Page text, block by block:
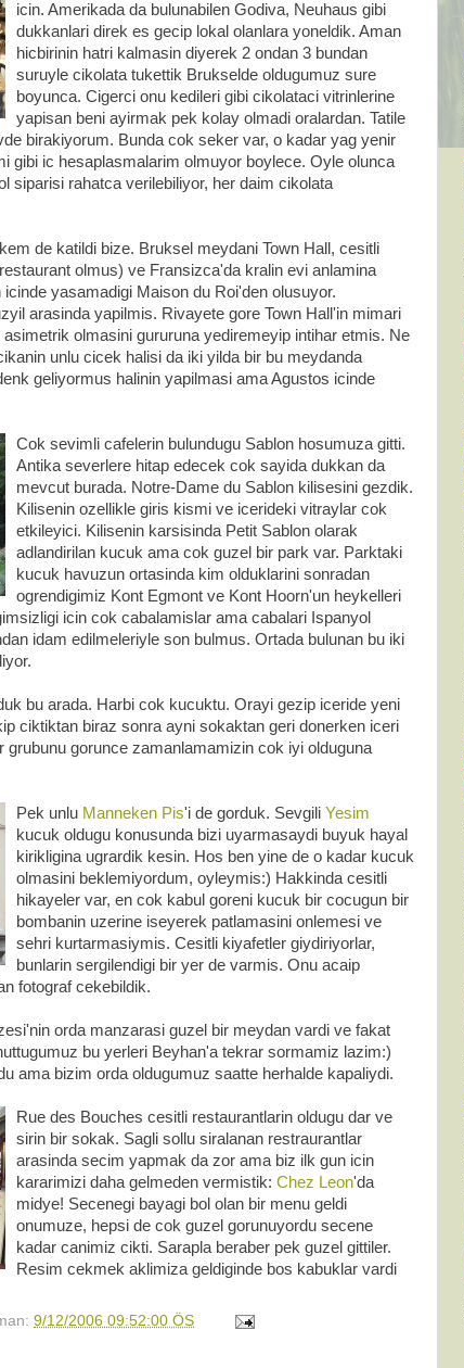
icin. Amerikada da bulunabilen Godiva, Neuhaus gibi
dukkanlari direk es gecip lokal olanlara yoneldik. Aman
hicbirinin hatri kalmasin diyerek 2 ondan 3 bundan
suruyle cikolata tukettik Brukselde oldugumuz sure
boyunca. Cigerci onu kedileri gibi cikolataci vitrinlerine
yapisan beni ayirmak pek kolay olmadi oralardan. Tatile
birakiyorum. Bunda cok seker var, o kadar yag yenir
gibi ic hesaplasmalarim olmuyor boylece. Oyle olunca
siparisi rahatca verilebiliyor, her daim cikolata
de katildi bize. Bruksel meydani Town Hall, cesitli
olmus) ve Fransizca'da kralin evi anlamina
yasamadigi Maison du Roi'den olusuyor.
arasinda yapilmis. Rivayete gore Town Hall'in mimari
olmasini gururuna yediremeyip intihar etmis. Ne
unlu cicek halisi da iki yilda bir bu meydanda
geliyormus halinin yapilmasi ama Agustos icinde
Cok sevimli cafelerin bulundugu Sablon hosumuza gitti.
Antika severlere hitap edecek cok sayida dukkan da
mevcut burada. Notre-Dame du Sablon kilisesini gezdik.
Kilisenin ozellikle giris kismi ve icerideki vitraylar cok
etkileyici. Kilisenin karsisinda Petit Sablon olarak
adlandirilan kucuk ama cok guzel bir park var. Parktaki
kucuk havuzun ortasinda kim olduklarini sonradan
ogrendigimiz Kont Egmont ve Kont Hoorn'un heykelleri
icin cok cabalamislar ama cabalari Ispanyol
idam edilmeleriyle son bulmus. Ortada bulunan bu iki
bu arada. Harbi cok kucuktu. Orayi gezip iceride yeni
ciktiktan biraz sonra ayni sokaktan geri donerken iceri
gorunce zamanlamamizin cok iyi olduguna
Pek unlu Manneken Pis'i de gorduk. Sevgili Yesim
kucuk oldugu konusunda bizi uyarmasaydi buyuk hayal
kirikligina ugrardik kesin. Hos ben yine de o kadar kucuk
olmasini beklemiyordum, oyleymis:) Hakkinda cesitli
hikayeler var, en cok kabul goreni kucuk bir cocugun bir
bombanin uzerine iseyerek patlamasini onlemesi ve
sehri kurtarmasiymis. Cesitli kiyafetler giydiriyorlar,
bunlarin sergilendigi bir yer de varmis. Onu acaip
fotograf cekebildik.
orda manzarasi guzel bir meydan vardi ve fakat
bu yerleri Beyhan'a tekrar sormamiz lazim:)
ama bizim orda oldugumuz saatte herhalde kapaliydi.
Rue des Bouches cesitli restaurantlarin oldugu dar ve
sirin bir sokak. Sagli sollu siralanan restraurantlar
arasinda secim yapmak da zor ama biz ilk gun icin
kararimizi daha gelmeden vermistik: Chez Leon'da
midye! Secenegi bayagi bol olan bir menu geldi
onumuze, hepsi de cok guzel gorunuyordu secene
kadar canimiz cikti. Sarapla beraber pek guzel gittiler.
Resim cekmek aklimiza geldiginde bos kabuklar vardi
9/12/2006 09:52:00 ÖS